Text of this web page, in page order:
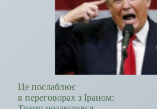
Це послаблює
в переговорах з Іраном: